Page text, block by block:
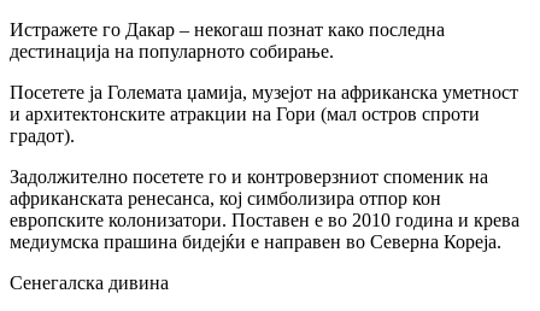
Истражете го Дакар – некогаш познат како последна
дестинација на популарното собирање.
Посетете ја Големата џамија, музејот на африканска уметност
и архитектонските атракции на Гори (мал остров спроти
градот).
Задолжително посетете го и контроверзниот споменик на
африканската ренесанса, кој симболизира отпор кон
европските колонизатори. Поставен е во 2010 година и крева
медиумска прашина бидејќи е направен во Северна Кореја.
Сенегалска дивина